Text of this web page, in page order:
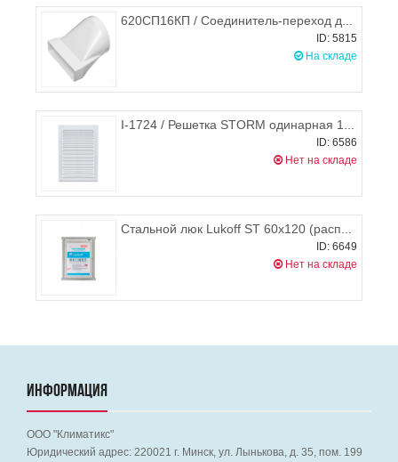
620СП16КП / Соединитель-переход для плоских воздуховодов 60х204мм / d.160мм, ЭРА 620СП16КП
ID: 5815
На складе
I-1724 / Решетка STORM одинарная 170х240 мм
ID: 6586
Нет на складе
Стальной люк Lukoff ST 60х120 (распашной)
ID: 6649
Нет на складе
ИНФОРМАЦИЯ
ООО "Климатикс"
Юридический адрес: 220021 г. Минск, ул. Лынькова, д. 35, пом. 199